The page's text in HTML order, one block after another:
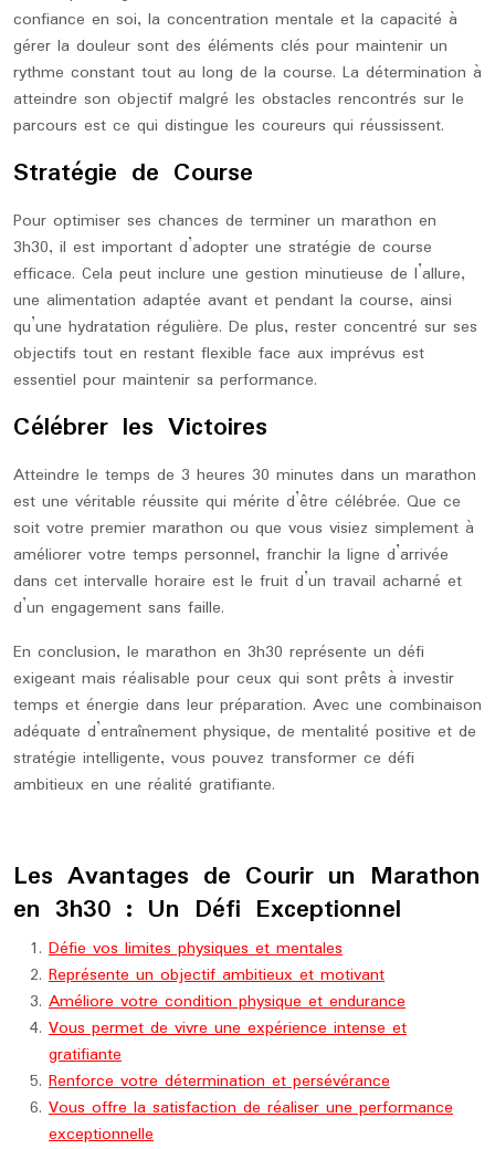
confiance en soi, la concentration mentale et la capacité à
gérer la douleur sont des éléments clés pour maintenir un
rythme constant tout au long de la course. La détermination à
atteindre son objectif malgré les obstacles rencontrés sur le
parcours est ce qui distingue les coureurs qui réussissent.
Stratégie de Course
Pour optimiser ses chances de terminer un marathon en
3h30, il est important d’adopter une stratégie de course
efficace. Cela peut inclure une gestion minutieuse de l’allure,
une alimentation adaptée avant et pendant la course, ainsi
qu’une hydratation régulière. De plus, rester concentré sur ses
objectifs tout en restant flexible face aux imprévus est
essentiel pour maintenir sa performance.
Célébrer les Victoires
Atteindre le temps de 3 heures 30 minutes dans un marathon
est une véritable réussite qui mérite d’être célébrée. Que ce
soit votre premier marathon ou que vous visiez simplement à
améliorer votre temps personnel, franchir la ligne d’arrivée
dans cet intervalle horaire est le fruit d’un travail acharné et
d’un engagement sans faille.
En conclusion, le marathon en 3h30 représente un défi
exigeant mais réalisable pour ceux qui sont prêts à investir
temps et énergie dans leur préparation. Avec une combinaison
adéquate d’entraînement physique, de mentalité positive et de
stratégie intelligente, vous pouvez transformer ce défi
ambitieux en une réalité gratifiante.
Les Avantages de Courir un Marathon
en 3h30 : Un Défi Exceptionnel
Défie vos limites physiques et mentales
Représente un objectif ambitieux et motivant
Améliore votre condition physique et endurance
Vous permet de vivre une expérience intense et
gratifiante
Renforce votre détermination et persévérance
Vous offre la satisfaction de réaliser une performance
exceptionnelle